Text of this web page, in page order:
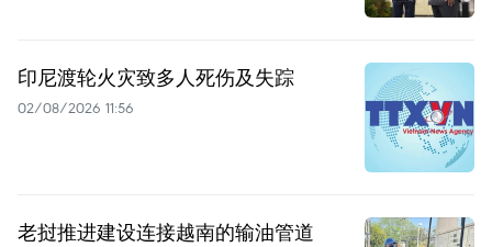
印尼渡轮火灾致多人死伤及失踪
02/08/2026 11:56
老挝推进建设连接越南的输油管道